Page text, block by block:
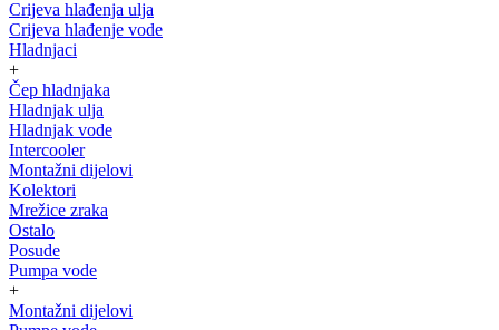
Crijeva hlađenja ulja
Crijeva hlađenje vode
Hladnjaci
+
Čep hladnjaka
Hladnjak ulja
Hladnjak vode
Intercooler
Montažni dijelovi
Kolektori
Mrežice zraka
Ostalo
Posude
Pumpa vode
+
Montažni dijelovi